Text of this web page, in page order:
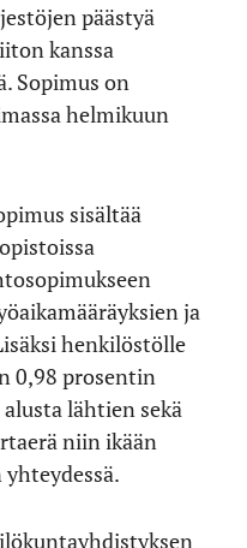
päästyä
kanssa
Sopimus on
helmikuun
sisältää
ja
henkilöstölle
0,98 prosentin
lähtien sekä
niin ikään